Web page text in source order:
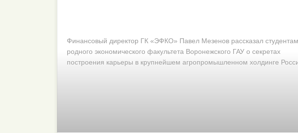
Финансовый директор ГК «ЭФКО» Павел Мезенов рассказал студентам
родного экономического факультета Воронежского ГАУ о секретах
построения карьеры в крупнейшем агропромышленном холдинге